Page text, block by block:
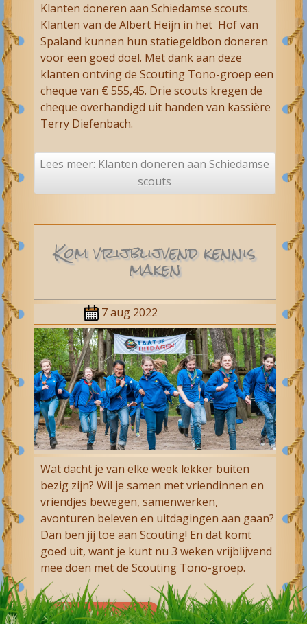
Klanten doneren aanSchiedamse scouts.
Klanten van de Albert Heijn in het Hof van
Spaland kunnen hun statiegeldbon doneren
voor een goed doel. Met dank aan deze
klanten ontving de Scouting Tono-groep een
cheque van € 555,45. Drie scouts kregen de
cheque overhandigd uit handen van kassière
Terry Diefenbach.
Lees meer: Klanten doneren aan Schiedamse
scouts
Kom vrijblijvend kennis
maken
7 aug 2022
Wat dacht je van elke week lekker buiten
bezig zijn? Wil je samen met vriendinnen en
vriendjes bewegen, samenwerken,
avonturen beleven en uitdagingen aan gaan?
Dan ben jij toe aan Scouting! En dat komt
goed uit, want je kunt nu 3 weken vrijblijvend
mee doen met de Scouting Tono-groep.